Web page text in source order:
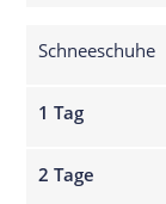
1 Tag
2 Tage
Schneeschuhe